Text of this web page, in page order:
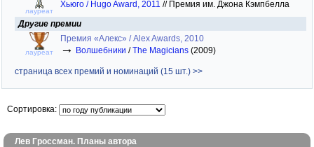
лауреат
Хьюго / Hugo Award, 2011 // Премия им. Джона Кэмпбелла
Другие премии
лауреат
Премия «Алекс» / Alex Awards, 2010
→ Волшебники /The Magicians (2009)
страница всех премий и номинаций (15 шт.) >>
Сортировка:
Лев Гроссман. Планы автора